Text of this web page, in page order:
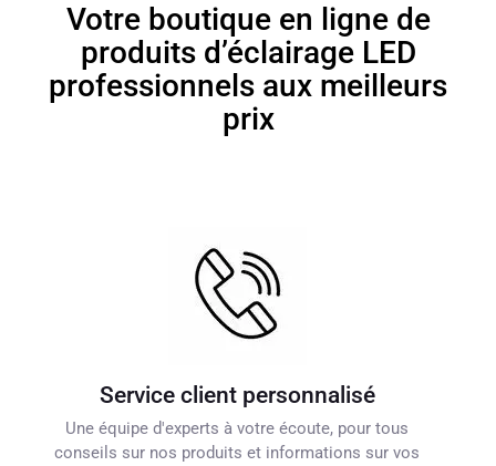
Votre boutique en ligne de
produits d’éclairage LED
professionnels aux meilleurs
prix
Service client personnalisé
Une équipe d'experts à votre écoute, pour tous
conseils sur nos produits et informations sur vos